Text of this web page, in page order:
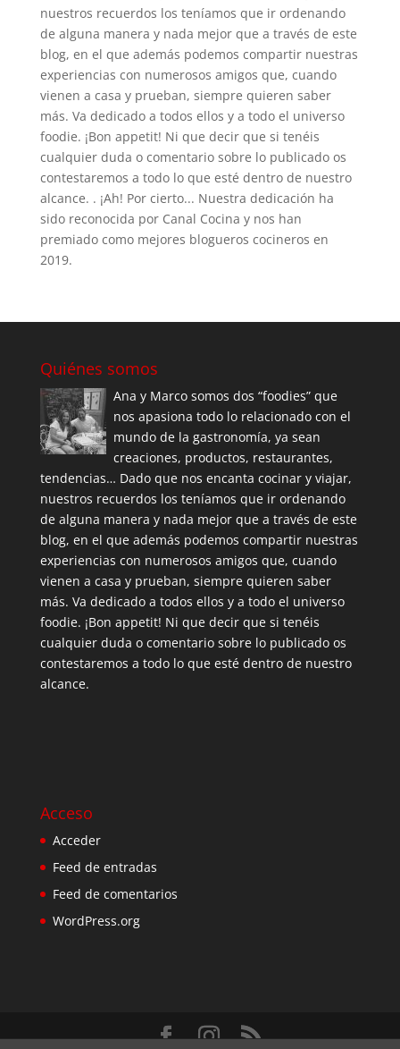
nuestros recuerdos los teníamos que ir ordenando
de alguna manera y nada mejor que a través de este
blog, en el que además podemos compartir nuestras
experiencias con numerosos amigos que, cuando
vienen a casa y prueban, siempre quieren saber
más. Va dedicado a todos ellos y a todo el universo
foodie. ¡Bon appetit! Ni que decir que si tenéis
cualquier duda o comentario sobre lo publicado os
contestaremos a todo lo que esté dentro de nuestro
alcance. . ¡Ah! Por cierto... Nuestra dedicación ha
sido reconocida por Canal Cocina y nos han
premiado como mejores blogueros cocineros en
2019.
Quiénes somos
Ana y Marco somos dos “foodies” que
nos apasiona todo lo relacionado con el
mundo de la gastronomía, ya sean
creaciones, productos, restaurantes,
tendencias… Dado que nos encanta cocinar y viajar,
nuestros recuerdos los teníamos que ir ordenando
de alguna manera y nada mejor que a través de este
blog, en el que además podemos compartir nuestras
experiencias con numerosos amigos que, cuando
vienen a casa y prueban, siempre quieren saber
más. Va dedicado a todos ellos y a todo el universo
foodie. ¡Bon appetit! Ni que decir que si tenéis
cualquier duda o comentario sobre lo publicado os
contestaremos a todo lo que esté dentro de nuestro
alcance.
Acceso
Acceder
Feed de entradas
Feed de comentarios
WordPress.org